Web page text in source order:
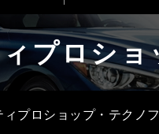
プロシ
ィプロショップ・テクノ